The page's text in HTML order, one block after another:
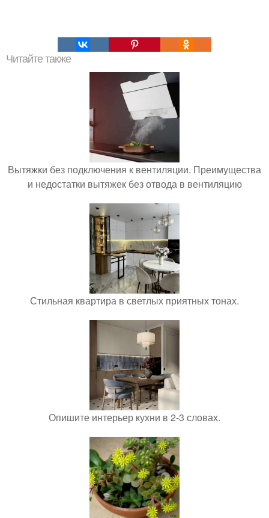
Читайте также
Вытяжки без подключения к вентиляции. Преимущества
и недостатки вытяжек без отвода в вентиляцию
Стильная квартира в светлых приятных тонах.
Опишите интерьер кухни в 2-3 словах.